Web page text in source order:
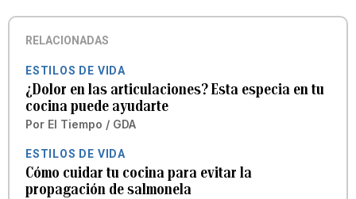
RELACIONADAS
ESTILOS DE VIDA
¿Dolor en las articulaciones? Esta especia en tu
cocina puede ayudarte
Por El Tiempo / GDA
ESTILOS DE VIDA
Cómo cuidar tu cocina para evitar la
propagación de salmonela